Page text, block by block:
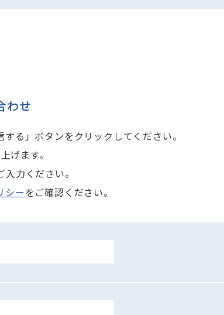
わせ
る」ボタンをクリックしてください。
げます。
力ください。
シーをご確認ください。